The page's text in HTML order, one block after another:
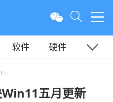
软件
硬件
>
五月更新